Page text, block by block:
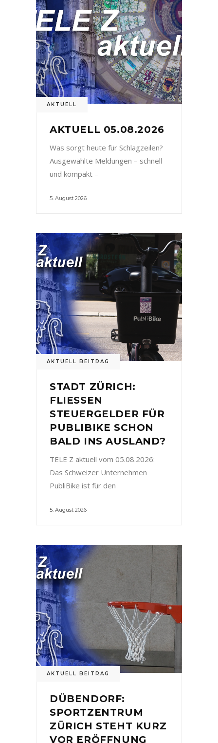
AKTUELL
AKTUELL 05.08.2026
Was sorgt heute für Schlagzeilen?
Ausgewählte Meldungen – schnell
und kompakt –
5. August 2026
AKTUELL BEITRAG
STADT ZÜRICH:
FLIESSEN
STEUERGELDER FÜR
PUBLIBIKE SCHON
BALD INS AUSLAND?
TELE Z aktuell vom 05.08.2026:
Das Schweizer Unternehmen
PubliBike ist für den
5. August 2026
AKTUELL BEITRAG
DÜBENDORF:
SPORTZENTRUM
ZÜRICH STEHT KURZ
VOR ERÖFFNUNG